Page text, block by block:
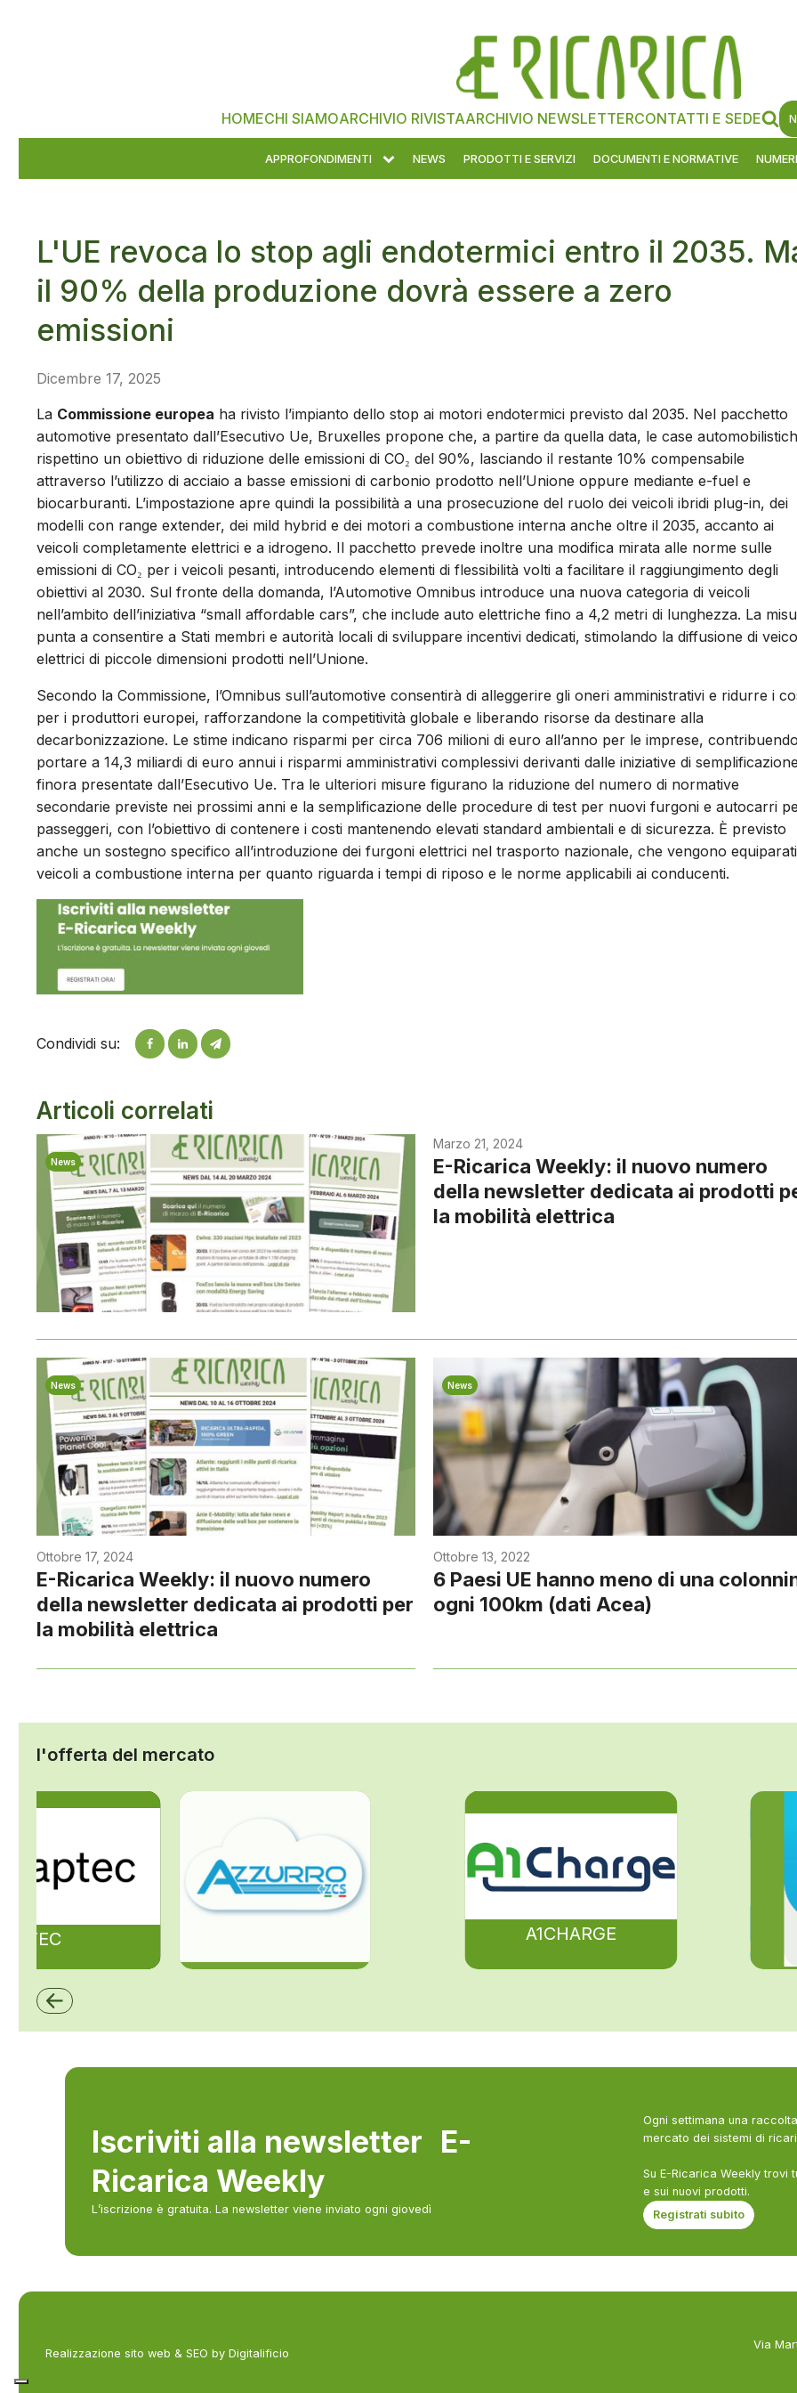
HOMECHI SIAMOARCHIVIO RIVISTAARCHIVIO NEWSLETTERCONTATTI E SEDE
APPROFONDIMENTI NEWS PRODOTTI E SERVIZI DOCUMENTI E NORMATIVE
L'UE revoca lo stop agli endotermici entro il 2035.
il 90% della produzione dovrà essere a zero
emissioni
Dicembre 17, 2025
La Commissione europea ha rivisto l’impianto dello stop ai motori endotermici previsto dal 2035. Nel pacchetto
automotive presentato dall’Esecutivo Ue, Bruxelles propone che, a partire da quella data, le case
rispettino un obiettivo di riduzione delle emissioni di CO₂ del 90%, lasciando il restante 10% compensabile
attraverso l’utilizzo di acciaio a basse emissioni di carbonio prodotto nell’Unione oppure mediante e-fuel e
biocarburanti. L’impostazione apre quindi la possibilità a una prosecuzione del ruolo dei veicoli ibridi plug-in, dei
modelli con range extender, dei mild hybrid e dei motori a combustione interna anche oltre il 2035, accanto ai
veicoli completamente elettrici e a idrogeno. Il pacchetto prevede inoltre una modifica mirata alle norme sulle
emissioni di CO₂ per i veicoli pesanti, introducendo elementi di flessibilità volti a facilitare il raggiungimento degli
obiettivi al 2030. Sul fronte della domanda, l’Automotive Omnibus introduce una nuova categoria di veicoli
nell’ambito dell’iniziativa “small affordable cars”, che include auto elettriche fino a 4,2 metri di lunghezza. La
punta a consentire a Stati membri e autorità locali di sviluppare incentivi dedicati, stimolando la diffusione di
elettrici di piccole dimensioni prodotti nell’Unione.
Secondo la Commissione, l’Omnibus sull’automotive consentirà di alleggerire gli oneri amministrativi e ridurre i
per i produttori europei, rafforzandone la competitività globale e liberando risorse da destinare alla
decarbonizzazione. Le stime indicano risparmi per circa 706 milioni di euro all’anno per le imprese,
portare a 14,3 miliardi di euro annui i risparmi amministrativi complessivi derivanti dalle iniziative di
finora presentate dall’Esecutivo Ue. Tra le ulteriori misure figurano la riduzione del numero di normative
secondarie previste nei prossimi anni e la semplificazione delle procedure di test per nuovi furgoni e autocarri
passeggeri, con l’obiettivo di contenere i costi mantenendo elevati standard ambientali e di sicurezza. È previsto
anche un sostegno specifico all’introduzione dei furgoni elettrici nel trasporto nazionale, che vengono
veicoli a combustione interna per quanto riguarda i tempi di riposo e le norme applicabili ai conducenti.
Condividi su:
Articoli correlati
News
Marzo 21, 2024
E-Ricarica Weekly: il nuovo numero
della newsletter dedicata ai prodotti
la mobilità elettrica
News
Ottobre 17, 2024
E-Ricarica Weekly: il nuovo numero
della newsletter dedicata ai prodotti per
la mobilità elettrica
News
Ottobre 13, 2022
6 Paesi UE hanno meno di una
ogni 100km (dati Acea)
l'offerta del mercato
A1CHARGE
ZCS Azzurro
Iscriviti alla newsletter E-
Ricarica Weekly
L’iscrizione è gratuita. La newsletter viene inviato ogni giovedì
Ogni settimana una
mercato dei sistemi di
Su E-Ricarica Weekly trovi
e sui nuovi prodotti.
Registrati subito
Realizzazione sito web & SEO by Digitalificio
Via